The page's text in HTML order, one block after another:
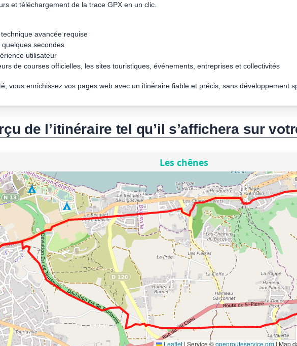
et téléchargement de la trace GPX en un clic.
avancée requise
secondes
utilisateur
de courses officielles, les sites touristiques, événements, entreprises et collectivités
vous enrichissez vos pages web avec un itinéraire fiable et précis, sans développement
de l’itinéraire tel qu’il s’affichera sur